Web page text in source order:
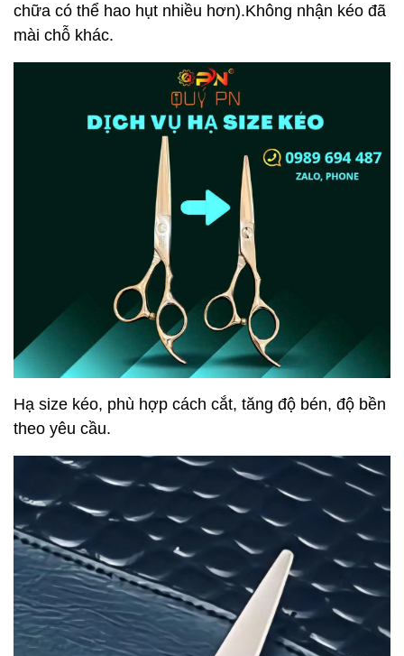
chữa có thể hao hụt nhiều hơn).Không nhận kéo đã
mài chỗ khác.
Hạ size kéo, phù hợp cách cắt, tăng độ bén, độ bền
theo yêu cầu.